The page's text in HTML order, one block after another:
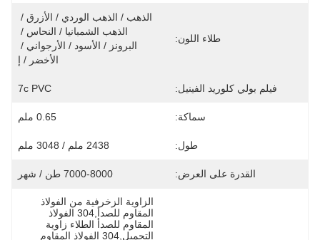
طلاء اللون:
الأخضر / إ
فيلم بولي كلوريد الفينيل: 7c PVC
سماكة: 0.65 ملم
طول: 2438 ملم / 3048 ملم
القدرة على العرض: 7000-8000 طن / شهر